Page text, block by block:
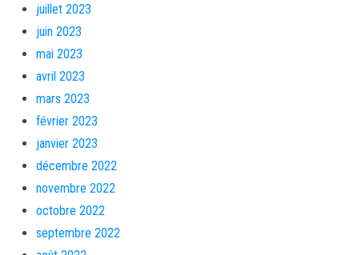
juillet 2023
juin 2023
mai 2023
avril 2023
mars 2023
février 2023
janvier 2023
décembre 2022
novembre 2022
octobre 2022
septembre 2022